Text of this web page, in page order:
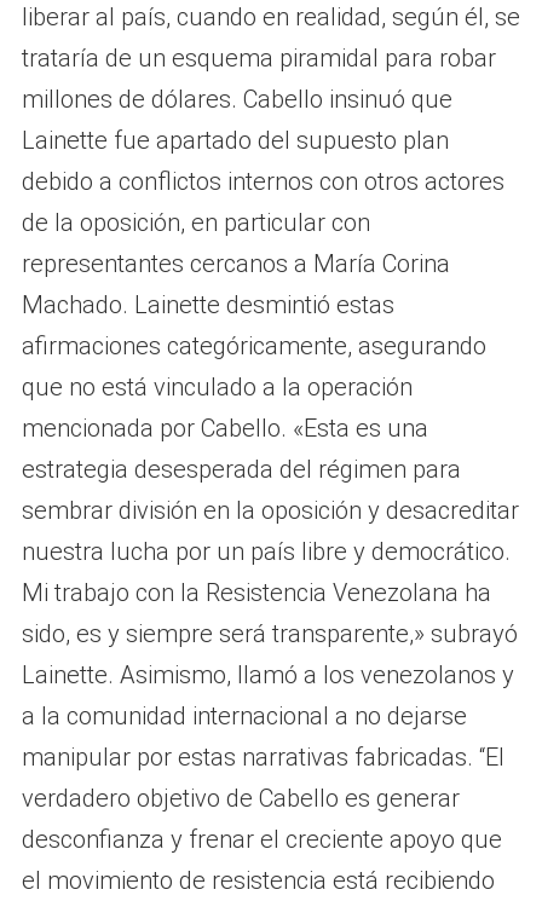
liberar al país, cuando en realidad, según él, se
trataría de un esquema piramidal para robar
millones de dólares. Cabello insinuó que
Lainette fue apartado del supuesto plan
debido a conflictos internos con otros actores
de la oposición, en particular con
representantes cercanos a María Corina
Machado. Lainette desmintió estas
afirmaciones categóricamente, asegurando
que no está vinculado a la operación
mencionada por Cabello. «Esta es una
estrategia desesperada del régimen para
sembrar división en la oposición y desacreditar
nuestra lucha por un país libre y democrático.
Mi trabajo con la Resistencia Venezolana ha
sido, es y siempre será transparente,» subrayó
Lainette. Asimismo, llamó a los venezolanos y
a la comunidad internacional a no dejarse
manipular por estas narrativas fabricadas. “El
verdadero objetivo de Cabello es generar
desconfianza y frenar el creciente apoyo que
el movimiento de resistencia está recibiendo